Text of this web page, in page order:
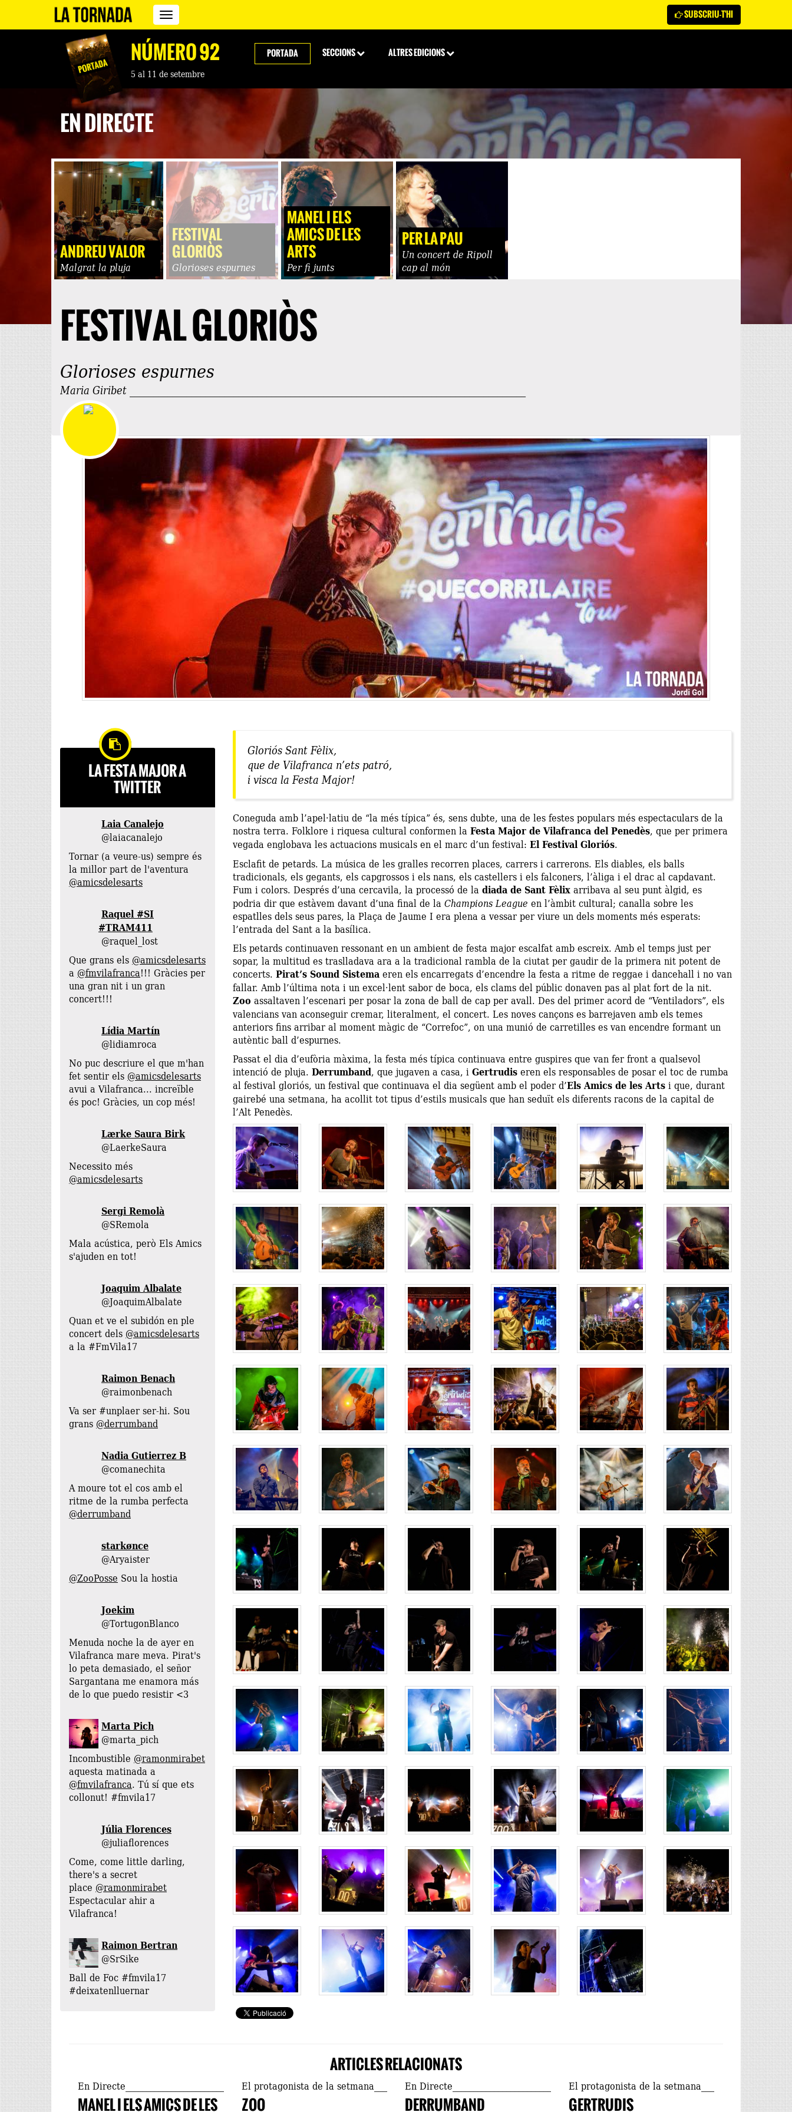
Revista
La
Tornada
SUBSCRIU-T'HI
NÚMERO 92
5 al 11 de setembre
PORTADA SECCIONS ALTRES EDICIONS
EN DIRECTE
ANDREU VALOR
Malgrat la pluja
FESTIVAL
GLORIÒS
Glorioses espurnes
MANEL I ELS
AMICS DE LES
ARTS
Per fi junts
PER LA PAU
Un concert de Ripoll
cap al món
FESTIVAL GLORIÒS
Glorioses espurnes
Maria Giribet
Gloriós Sant Fèlix,
que de Vilafranca n’ets patró,
i visca la Festa Major!
Coneguda amb l’apel·latiu de “la més típica” és, sens dubte, una de les festes populars més espectaculars de la
nostra terra. Folklore i riquesa cultural conformen laFesta Major de Vilafranca del Penedès, que per primera
vegada englobava les actuacions musicals en el marc d’un festival: El Festival Gloriós.
Esclafit de petards. La música de les gralles recorren places, carrers i carrerons. Els diables, els balls
tradicionals, els gegants, els capgrossos i els nans, els castellers i els falconers, l’àliga i el drac al capdavant.
Fum i colors. Després d’una cercavila, la processó de ladiada de Sant Fèlixarribava al seu punt àlgid, es
podria dir que estàvem davant d’una final de laChampions League en l’àmbit cultural; canalla sobre les
espatlles dels seus pares, la Plaça de Jaume I era plena a vessar per viure un dels moments més esperats:
l’entrada del Sant a la basílica.
Els petards continuaven ressonant en un ambient de festa major escalfat amb escreix. Amb el temps just per
sopar, la multitud es traslladava ara a la tradicional rambla de la ciutat per gaudir de la primera nit potent de
concerts. Pirat’s Sound Sistemaeren els encarregats d’encendre la festa a ritme de reggae i dancehall i no van
fallar. Amb l’última nota i un excel·lent sabor de boca, els clams del públic donaven pas al plat fort de la nit.
Zoo assaltaven l’escenari per posar la zona de ball de cap per avall. Des del primer acord de “Ventiladors”, els
valencians van aconseguir cremar, literalment, el concert. Les noves cançons es barrejaven amb els temes
anteriors fins arribar al moment màgic de “Correfoc”, on una munió de carretilles es van encendre formant un
autèntic ball d’espurnes.
Passat el dia d’eufòria màxima, la festa més típica continuava entre guspires que van fer front a qualsevol
intenció de pluja. Derrumband, que jugaven a casa, iGertrudiseren els responsables de posar el toc de rumba
al festival gloriós, un festival que continuava el dia següent amb el poder d’Els Amics de les Artsi que, durant
gairebé una setmana, ha acollit tot tipus d’estils musicals que han seduït els diferents racons de la capital de
l’Alt Penedès.
LA FESTA MAJOR A
TWITTER
@laiacanalejo
Tornar (a veure-us) sempre és
la millor part de l'aventura
@amicsdelesarts
Raquel #SI
#TRAM411
@raquel_lost
Que grans els @amicsdelesarts
a @fmvilafranca!!! Gràcies per
una gran nit i un gran
concert!!!
Lídia Martín
@lidiamroca
No puc descriure el que m'han
fet sentir els @amicsdelesarts
avui a Vilafranca... increïble
és poc! Gràcies, un cop més!
Lærke Saura Birk
@LaerkeSaura
Necessito més
@amicsdelesarts
Sergi Remolà
@SRemola
Mala acústica, però Els Amics
s'ajuden en tot!
@JoaquimAlbalate
Quan et ve el subidón en ple
concert dels @amicsdelesarts
a la #FmVila17
Raimon Benach
@raimonbenach
Va ser #unplaer ser-hi. Sou
grans @derrumband
@comanechita
A moure tot el cos amb el
ritme de la rumba perfecta
@derrumband
starkønce
@Aryaister
@ZooPosse Sou la hostia
@TortugonBlanco
Menuda noche la de ayer en
Vilafranca mare meva. Pirat's
lo peta demasiado, el señor
Sargantana me enamora más
de lo que puedo resistir <3
Marta Pich
@marta_pich
Incombustible @ramonmirabet
aquesta matinada a
@fmvilafranca. Tú sí que ets
collonut! #fmvila17
Júlia Florences
@juliaflorences
Come, come little darling,
there's a secret
place @ramonmirabet
Espectacular ahir a
Vilafranca!
Raimon Bertran
@SrSike
Ball de Foc #fmvila17
#deixatenlluernar
ARTICLES RELACIONATS
En Directe
MANEL I ELS AMICS DE LES
El protagonista de la setmana
ZOO
En Directe
DERRUMBAND
El protagonista de la setmana
GERTRUDIS